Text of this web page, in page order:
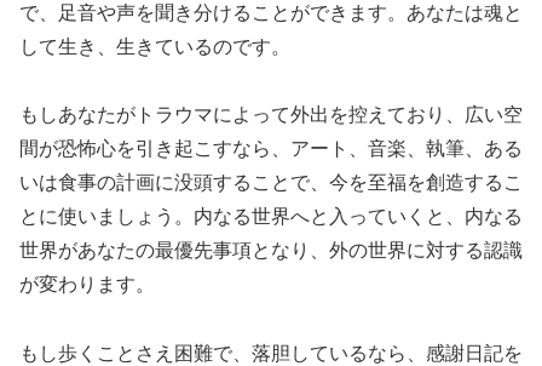
で、足音や声を聞き分けることができます。あなたは魂と
して生き、生きているのです。
もしあなたがトラウマによって外出を控えており、広い空
間が恐怖心を引き起こすなら、アート、音楽、執筆、ある
いは食事の計画に没頭することで、今を至福を創造するこ
とに使いましょう。内なる世界へと入っていくと、内なる
世界があなたの最優先事項となり、外の世界に対する認識
が変わります。
もし歩くことさえ困難で、落胆しているなら、感謝日記を